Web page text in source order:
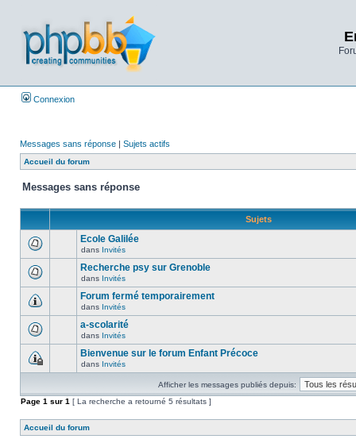
Connexion
Messages sans réponse | Sujets actifs
Accueil du forum
Messages sans réponse
Sujets
Ecole Galilée
dans Invités
Recherche psy sur Grenoble
dans Invités
Forum fermé temporairement
dans Invités
a-scolarité
dans Invités
Bienvenue sur le forum Enfant Précoce
dans Invités
Afficher les messages publiés depuis:
Page 1 sur 1 [ La recherche a retourné 5 résultats ]
Accueil du forum